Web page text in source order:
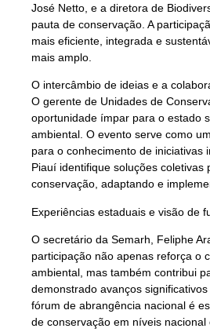
José Netto, e a diretora de
pauta de conservação. A
mais eficiente, integrada e
mais amplo.
O intercâmbio de ideias e a
O gerente de Unidades de
oportunidade ímpar para o estado
ambiental. O evento serve como
para o conhecimento de iniciativas
Piauí identifique soluções
conservação, adaptando e
Experiências estaduais e visão de
O secretário da Semarh, Feliphe
participação não apenas reforça o
ambiental, mas também contribui
demonstrado avanços
fórum de abrangência nacional é
de conservação em níveis nacional